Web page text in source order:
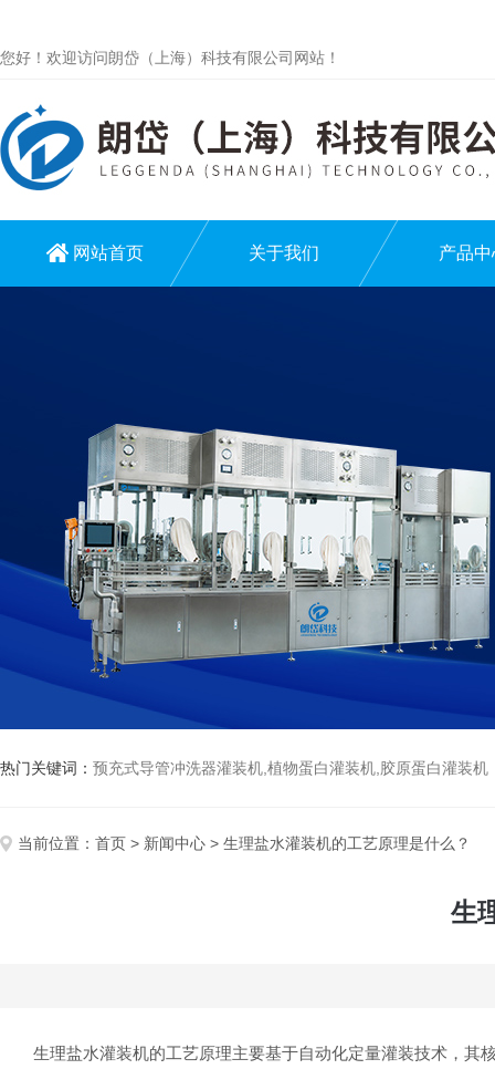
您好！欢迎访问朗岱（上海）科技有限公司网站！
网站首页 关于我们 产品中
热门关键词： 预充式导管冲洗器灌装机,植物蛋白灌装机,胶原蛋白灌装机
当前位置： 首页 > 新闻中心 > 生理盐水灌装机的工艺原理是什么？
生
生理盐水灌装机的工艺原理主要基于自动化定量灌装技术，其